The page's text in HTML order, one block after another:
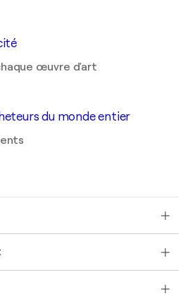
œuvre d'art
du monde entier